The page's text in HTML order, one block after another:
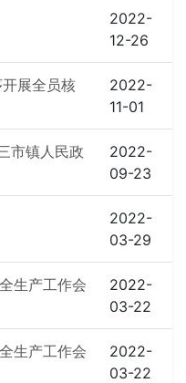
2022-
12-26
展全员核
2022-
11-01
市镇人民政
2022-
09-23
2022-
03-29
生产工作会
2022-
03-22
生产工作会
2022-
03-22